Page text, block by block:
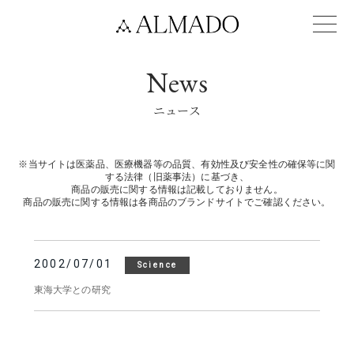
News
ニュース
※当サイトは医薬品、医療機器等の品質、有効性及び安全性の確保等に関
する法律（旧薬事法）に基づき、
商品の販売に関する情報は記載しておりません。
商品の販売に関する情報は各商品のブランドサイトでご確認ください。
2002/07/01 Science
東海大学との研究